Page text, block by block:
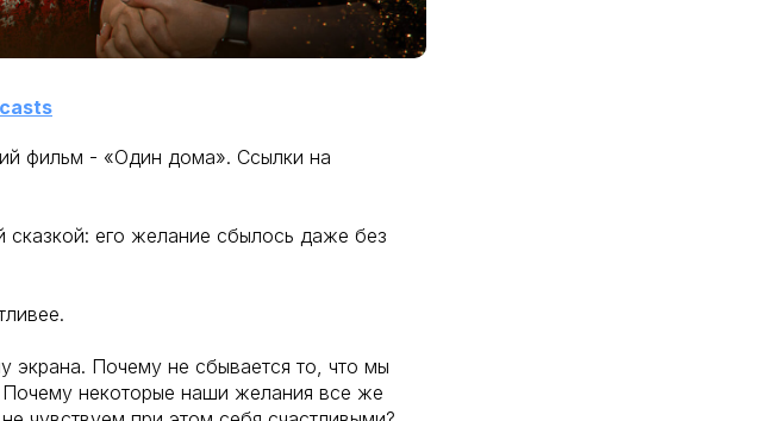
фильм - «Один дома». Ссылки на
сказкой: его желание сбылось даже без
экрана. Почему не сбывается то, что мы
некоторые наши желания все же